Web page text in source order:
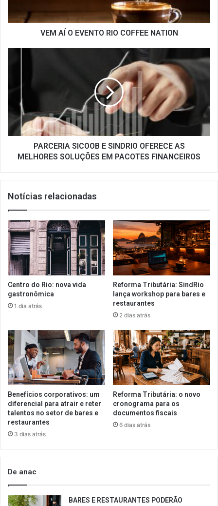
VEM AÍ O EVENTO RIO COFFEE NATION
MELHORES
SOLUÇÕES
EM
PACOTES
FINANCEIROS
PARCERIA SICOOB E SINDRIO OFERECE AS
MELHORES SOLUÇÕES EM PACOTES FINANCEIROS
Notícias relacionadas
Centro do Rio: nova vida
gastronômica
1 dia atrás
Reforma Tributária: SindRio
lança workshop para bares e
restaurantes
2 dias atrás
Benefícios corporativos: um
diferencial para atrair e reter
talentos no setor de bares e
restaurantes
3 dias atrás
Reforma Tributária: o novo
cronograma para os
documentos fiscais
6 dias atrás
De anac
BARES E RESTAURANTES PODERÃO